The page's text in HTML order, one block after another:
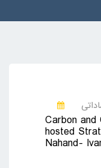
Carbon and
hosted
Nahand-